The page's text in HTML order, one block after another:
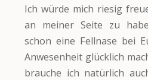
Ich würde mich riesig
an meiner Seite zu
schon eine Fellnase bei
Anwesenheit glücklich
brauche ich natürlich